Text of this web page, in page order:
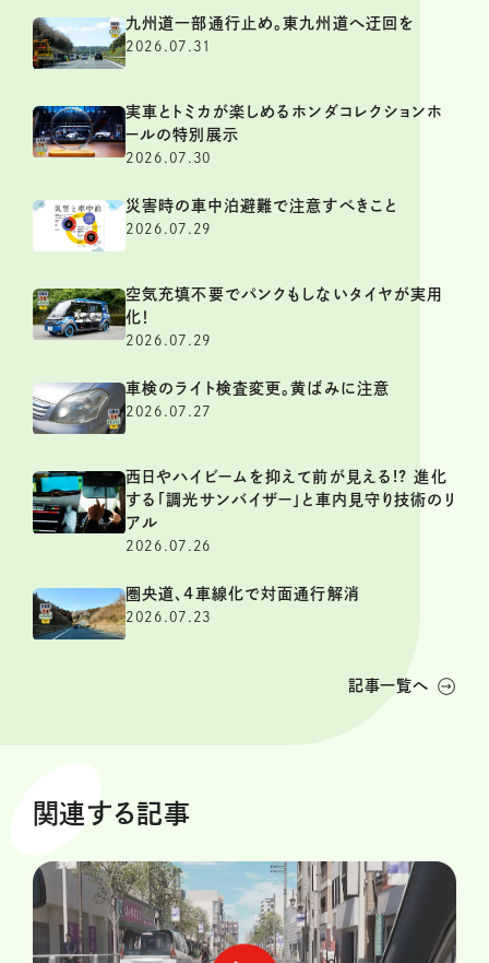
九州道一部通行止め。東九州道へ迂回を
2026.07.31
実車とトミカが楽しめるホンダコレクションホ
ールの特別展示
2026.07.30
災害時の車中泊避難で注意すべきこと
2026.07.29
空気充填不要でパンクもしないタイヤが実用
化！
2026.07.29
車検のライト検査変更。黄ばみに注意
2026.07.27
西日やハイビームを抑えて前が見える!? 進化
する「調光サンバイザー」と車内見守り技術のリ
アル
2026.07.26
圏央道、4車線化で対面通行解消
2026.07.23
記事一覧へ
関連する記事